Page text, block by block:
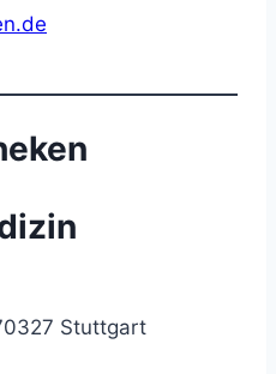
Stuttgart